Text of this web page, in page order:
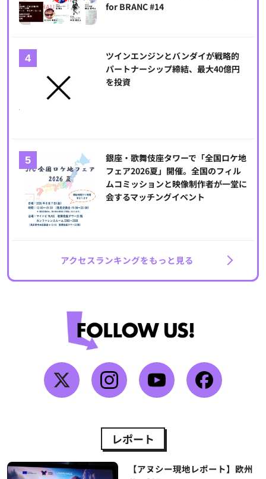
for BRANC #14
ツインエンジンとバンダイが戦略的
パートナーシップ締結、最大40億円
を投資
銀座・歌舞伎座タワーで「全国ロケ地
フェア2026夏」開催。全国のフィル
ムコミッションと映像制作者が一堂に
会するマッチングイベント
アクセスランキングをもっと見る
レポート
【アヌシー現地レポート】欧州